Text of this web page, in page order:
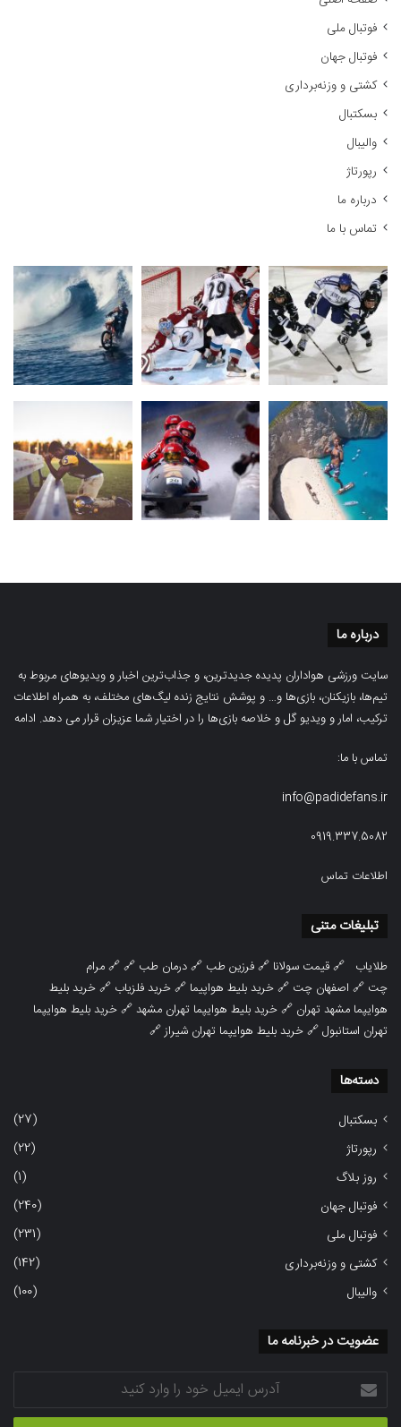
فوتبال ملی
فوتبال جهان
کشتی و وزنه‌برداری
بسکتبال
والیبال
رپورتاژ
درباره ما
تماس با ما
درباره ما
سایت ورزشی هواداران پدیده جدیدترین، و جذاب‌ترین اخبار و ویدیوهای مربوط به
تیم‌ها، بازیکنان، بازی‌ها و… و پوشش نتایج زنده لیگ‌های مختلف، به همراه اطلاعات
ترکیب، امار و ویدیو‌‌ گل‌ و خلاصه بازی‌ها را در اختیار شما عزیزان قرار می دهد. ادامه
تماس با ما:
info@padidefans.ir
0919.337.5082
اطلاعات تماس
تبلیغات متنی
طلایاب 🔗قیمت سولانا 🔗فرزین طب 🔗درمان طب 🔗 🔗مرام
چت 🔗 اصفهان چت 🔗خرید بلیط هواپیما 🔗خرید فلزیاب 🔗خرید بلیط
هوایپما مشهد تهران 🔗خرید بلیط هوایپما تهران مشهد🔗خرید بلیط هوایپما
تهران استانبول🔗خرید بلیط هوایپما تهران شیراز🔗
دسته‌ها
بسکتبال
(27)
رپورتاژ
(22)
روز بلاگ
(1)
فوتبال جهان
(240)
فوتبال ملی
(231)
کشتی و وزنه‌برداری
(142)
والیبال
(100)
عضویت در خبرنامه ما
آدرس
ایمیل
خود